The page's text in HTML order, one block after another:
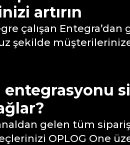
artırın
çalışan Entegra’dan
şekilde
entegrasyonu
gelen tüm
OPLOG One